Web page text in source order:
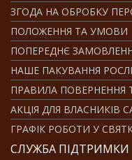
ЗГОДА НА ОБРОБКУ
ПОЛОЖЕННЯ ТА УМОВИ
ПОПЕРЕДНЄ
НАШЕ ПАКУВАННЯ
ПРАВИЛА ПОВЕРНЕННЯ
АКЦІЯ ДЛЯ ВЛАСНИКІВ
ГРАФІК РОБОТИ У
СЛУЖБА ПІДТРИМКИ